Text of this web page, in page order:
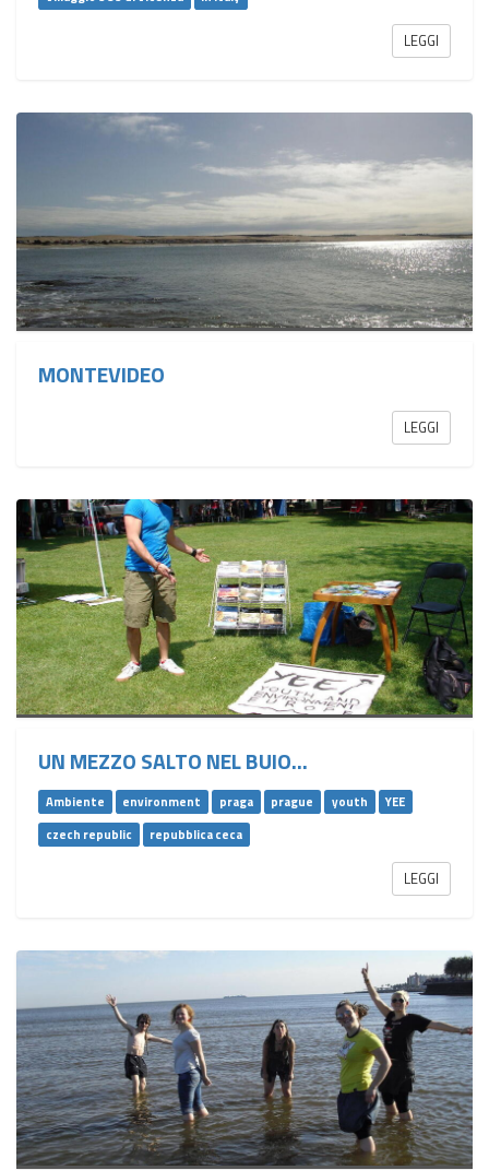
LEGGI
MONTEVIDEO
LEGGI
UN MEZZO SALTO NEL BUIO...
Ambiente environment praga prague youth
YEE
czech republic
repubblica ceca
LEGGI